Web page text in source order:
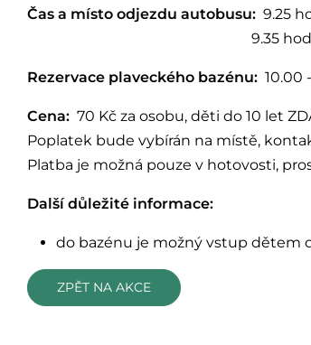
Čas a místo odjezdu autobusu: 9.25
9.35 hod. - autobusová
Rezervace plaveckého bazénu: 10.00
Cena: 70 Kč za osobu, děti do 10 let
Poplatek bude vybírán na místě,
Platba je možná pouze v hotovosti,
Další důležité informace:
do bazénu je možný vstup dětem
ZPĚT NA AKCE